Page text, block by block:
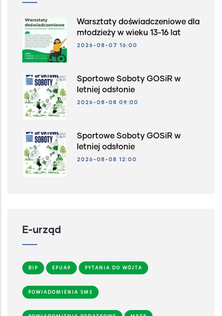
Warsztaty doświadczeniowe dla
młodzieży w wieku 13-16 lat
2026-08-07 16:00
Sportowe Soboty GOSiR w
letniej odsłonie
2026-08-08 09:00
Sportowe Soboty GOSiR w
letniej odsłonie
2026-08-08 12:00
E-urząd
BIP EPUAP PYTANIA DO WÓJTA
POWIADOMIENIA SMS